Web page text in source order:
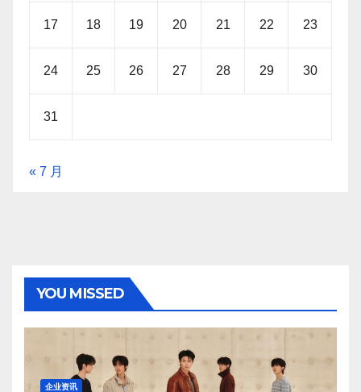
17 18 19 20 21 22 23
24 25 26 27 28 29 30
31
« 7 月
YOU MISSED
企业资讯